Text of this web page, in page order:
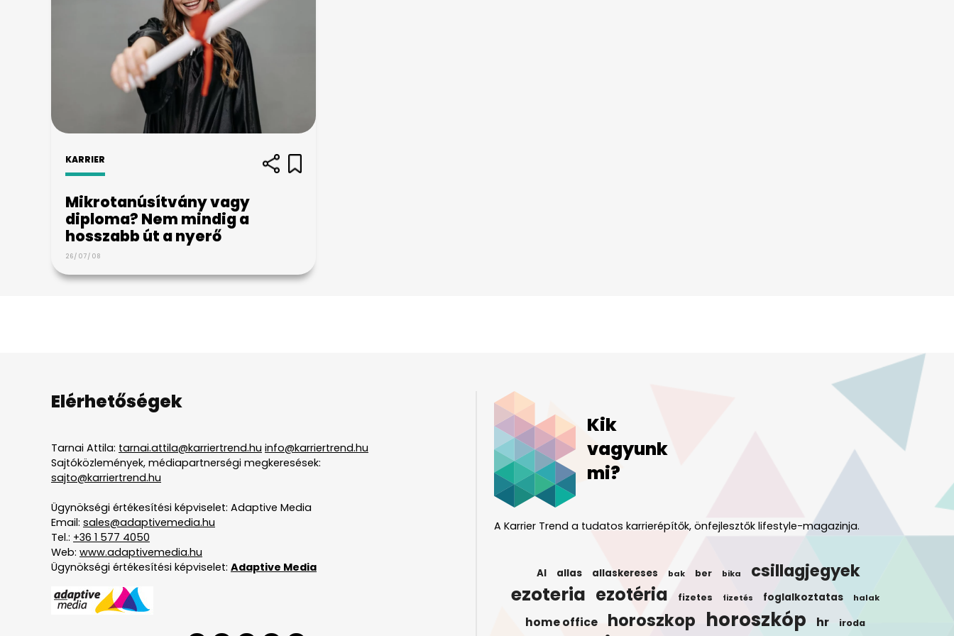
KARRIER
Mikrotanúsítvány vagy
diploma? Nem mindig a
hosszabb út a nyerő
26/07/08
Elérhetőségek
Tarnai Attila: tarnai.attila@karriertrend.hu info@karriertrend.hu
Sajtóközlemények, médiapartnerségi megkeresések:
sajto@karriertrend.hu
Ügynökségi értékesítési képviselet: Adaptive Media
Email: sales@adaptivemedia.hu
Tel.: +36 1 577 4050
Web: www.adaptivemedia.hu
Ügynökségi értékesítési képviselet: Adaptive Media
Kik
vagyunk
mi?
A Karrier Trend a tudatos karrierépítők, önfejlesztők lifestyle-magazinja.
AI allas allaskereses bak ber bika csillagjegyek
ezoteria ezotéria fizetes fizetés foglalkoztatas halak
home office horoszkop horoszkóp hr iroda